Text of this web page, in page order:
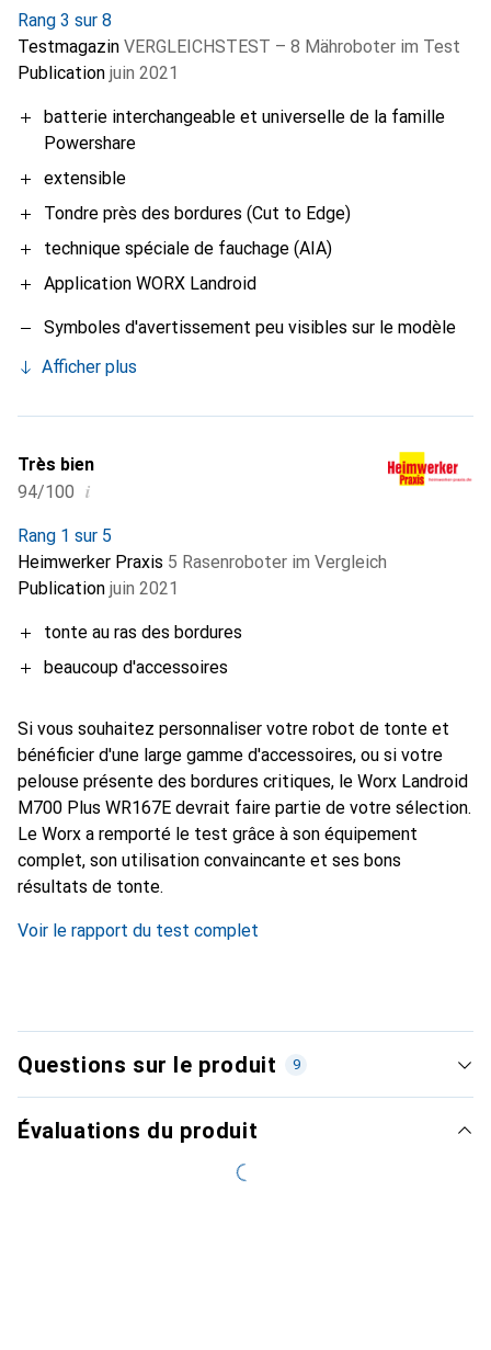
Rang 3 sur 8
Testmagazin VERGLEICHSTEST – 8 Mähroboter im Test
Publication juin 2021
batterie interchangeable et universelle de la famille
Powershare
extensible
Tondre près des bordures (Cut to Edge)
technique spéciale de fauchage (AIA)
Application WORX Landroid
Symboles d'avertissement peu visibles sur le modèle
Afficher plus
Très bien
94/100 i
Rang 1 sur 5
Heimwerker Praxis 5 Rasenroboter im Vergleich
Publication juin 2021
tonte au ras des bordures
beaucoup d'accessoires
Si vous souhaitez personnaliser votre robot de tonte et
bénéficier d'une large gamme d'accessoires, ou si votre
pelouse présente des bordures critiques, le Worx Landroid
M700 Plus WR167E devrait faire partie de votre sélection.
Le Worx a remporté le test grâce à son équipement
complet, son utilisation convaincante et ses bons
résultats de tonte.
Voir le rapport du test complet
Questions sur le produit 9
Évaluations du produit